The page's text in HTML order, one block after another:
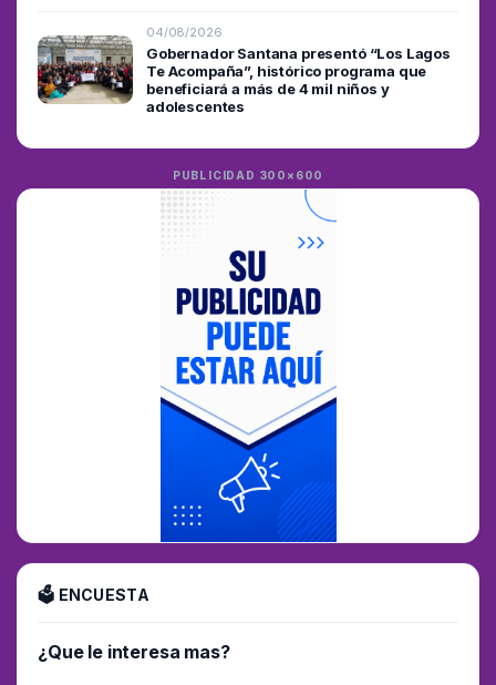
04/08/2026
Gobernador Santana presentó “Los Lagos
Te Acompaña”, histórico programa que
beneficiará a más de 4 mil niños y
adolescentes
PUBLICIDAD 300×600
🗳 ENCUESTA
¿Que le interesa mas?